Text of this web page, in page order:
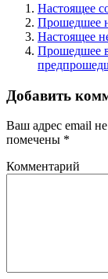
Настоящее
Прошедшее
Настоящее
Прошедшее
Добавить
Ваш адрес email
помечены *
Комментарий